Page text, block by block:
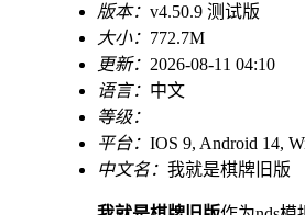
版本： v4.50.9 测试版
大小： 772.7M
更新： 2026-08-11 04:10
语言： 中文
等级：
平台： IOS 9, Android 14,
中文名： 我就是棋牌旧版